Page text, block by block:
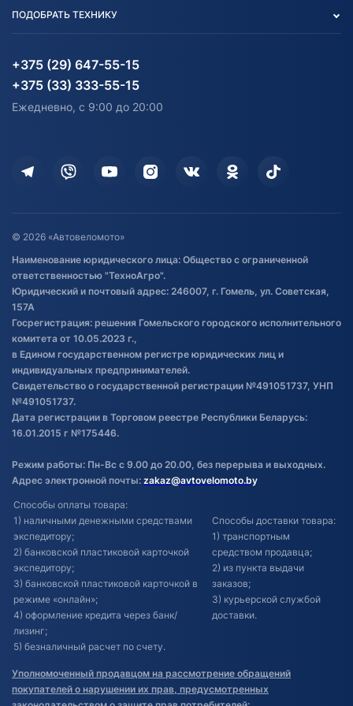
Блог
Карта сайта
Согласие на обработку
Информация до получения
согласия на обработку
Доставка
Дополнительные услуги
Оставить отзыв
Договор публичной оферты
Обработка файлов cookie
Постановка транспорта на учет
Обновления в ЭПТС 2024
Агротехника
Водный транспорт
Электротранспорт
Здоровье
ПОДОБРАТЬ ТЕХНИКУ
Агротехника
Электротранспорт
+375 (29) 647-55-15
+375 (33) 333-55-15
Ежедневно, с 9:00 до 20:00
© 2026 «Автовеломото»
Наименование юридического лица: Общество с ограниченной
ответственностью "ТехноАгро".
Юридический и почтовый адрес: 246007, г. Гомель, ул. Советская,
157А
Госрегистрация: решения Гомельского городского исполнительного
комитета от 10.05.2023 г.,
в Едином государственном регистре юридических лиц и
индивидуальных предпринимателей.
Свидетельство о государственной регистрации №491051737, УНП
№491051737.
Дата регистрации в Торговом реестре Республики Беларусь:
16.01.2015 г №175446.
Режим работы: Пн-Вс с 9.00 до 20.00, без перерыва и выходных.
Адрес электронной почты: zakaz@avtovelomoto.by
Способы оплаты товара:
1) наличными денежными средствами
экспедитору;
2) банковской пластиковой карточкой
экспедитору;
3) банковской пластиковой карточкой в
режиме «онлайн»;
4) оформление кредита через банк/
лизинг;
5) безналичный расчет по счету.
Способы доставки товара:
1) транспортным
средством продавца;
2) из пункта выдачи
заказов;
3) курьерской службой
доставки.
Уполномоченный продавцом на рассмотрение обращений
покупателей о нарушении их прав, предусмотренных